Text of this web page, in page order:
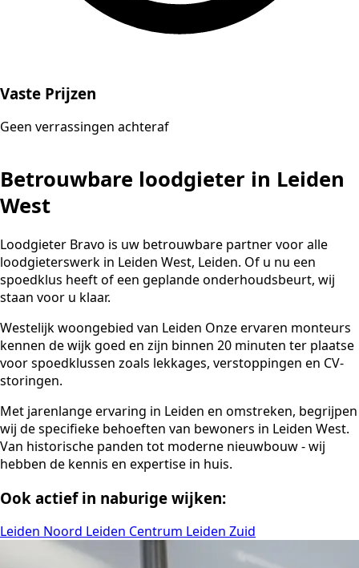
Vaste Prijzen
Geen verrassingen achteraf
Betrouwbare loodgieter in Leiden
West
Loodgieter Bravo is uw betrouwbare partner voor alle
loodgieterswerk in Leiden West, Leiden. Of u nu een
spoedklus heeft of een geplande onderhoudsbeurt, wij
staan voor u klaar.
Westelijk woongebied van Leiden Onze ervaren monteurs
kennen de wijk goed en zijn binnen 20 minuten ter plaatse
voor spoedklussen zoals lekkages, verstoppingen en CV-
storingen.
Met jarenlange ervaring in Leiden en omstreken, begrijpen
wij de specifieke behoeften van bewoners in Leiden West.
Van historische panden tot moderne nieuwbouw - wij
hebben de kennis en expertise in huis.
Ook actief in naburige wijken:
Leiden Noord Leiden Centrum Leiden Zuid